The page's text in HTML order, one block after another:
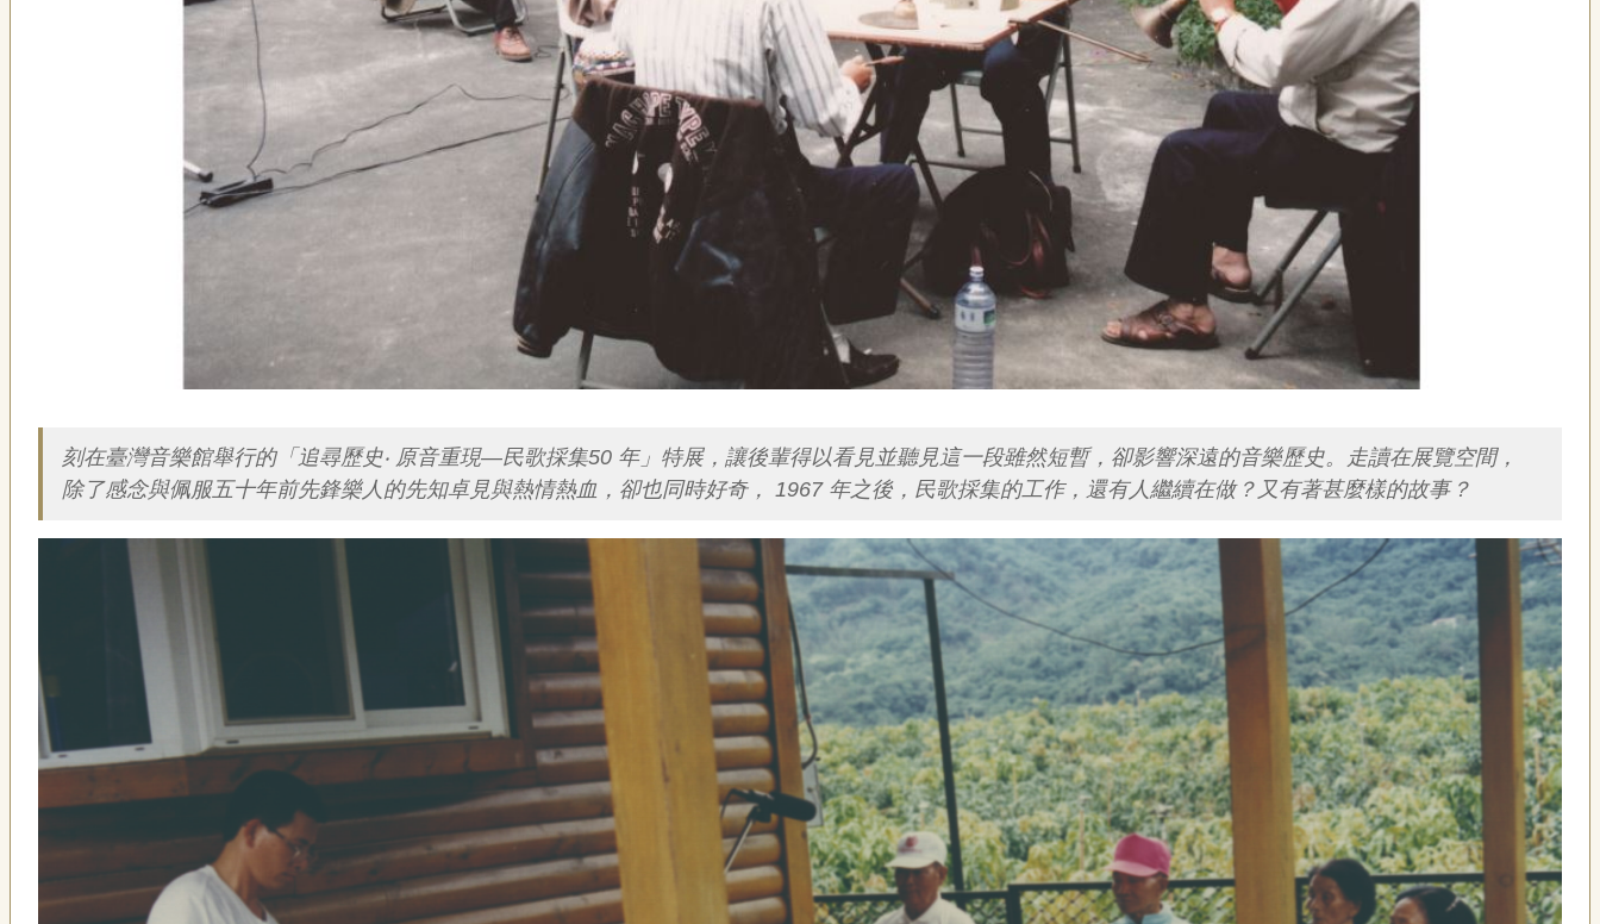
刻在臺灣音樂館舉行的「追尋歷史‧ 原音重現—民歌採集50 年」特展，讓後輩得以看見並聽見這一段雖然短暫，卻影響深遠的音樂歷史。走讀在展覽空間，
除了感念與佩服五十年前先鋒樂人的先知卓見與熱情熱血，卻也同時好奇， 1967 年之後，民歌採集的工作，還有人繼續在做？又有著甚麼樣的故事？